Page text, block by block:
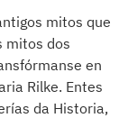
mitos que
mitos dos
en
Rilke. Entes
da Historia,